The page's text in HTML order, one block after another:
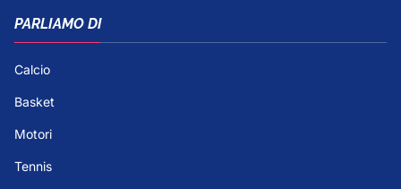
PARLIAMO DI
Calcio
Basket
Motori
Tennis